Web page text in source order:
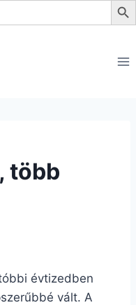
több
évtizedben
vált. A